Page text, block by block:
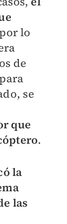
lo
de
se
que
.
la
las